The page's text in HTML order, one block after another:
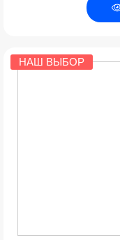
НАШ ВЫБОР